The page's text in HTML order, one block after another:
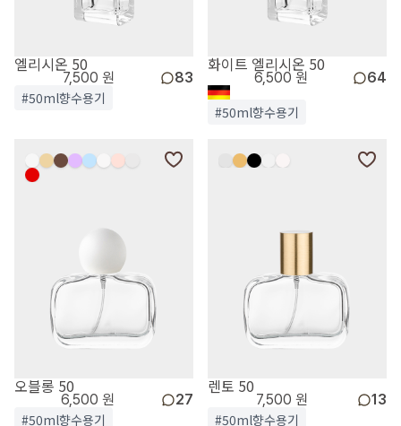
엘리시온 50
7,500 원 83
#50ml향수용기
화이트 엘리시온 50
6,500 원 64
#50ml향수용기
오블롱 50
6,500 원 27
#50ml향수용기
렌토 50
7,500 원 13
#50ml향수용기